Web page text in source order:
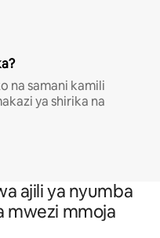
na samani kamili
ya shirika na
ajili ya nyumba
mwezi mmoja